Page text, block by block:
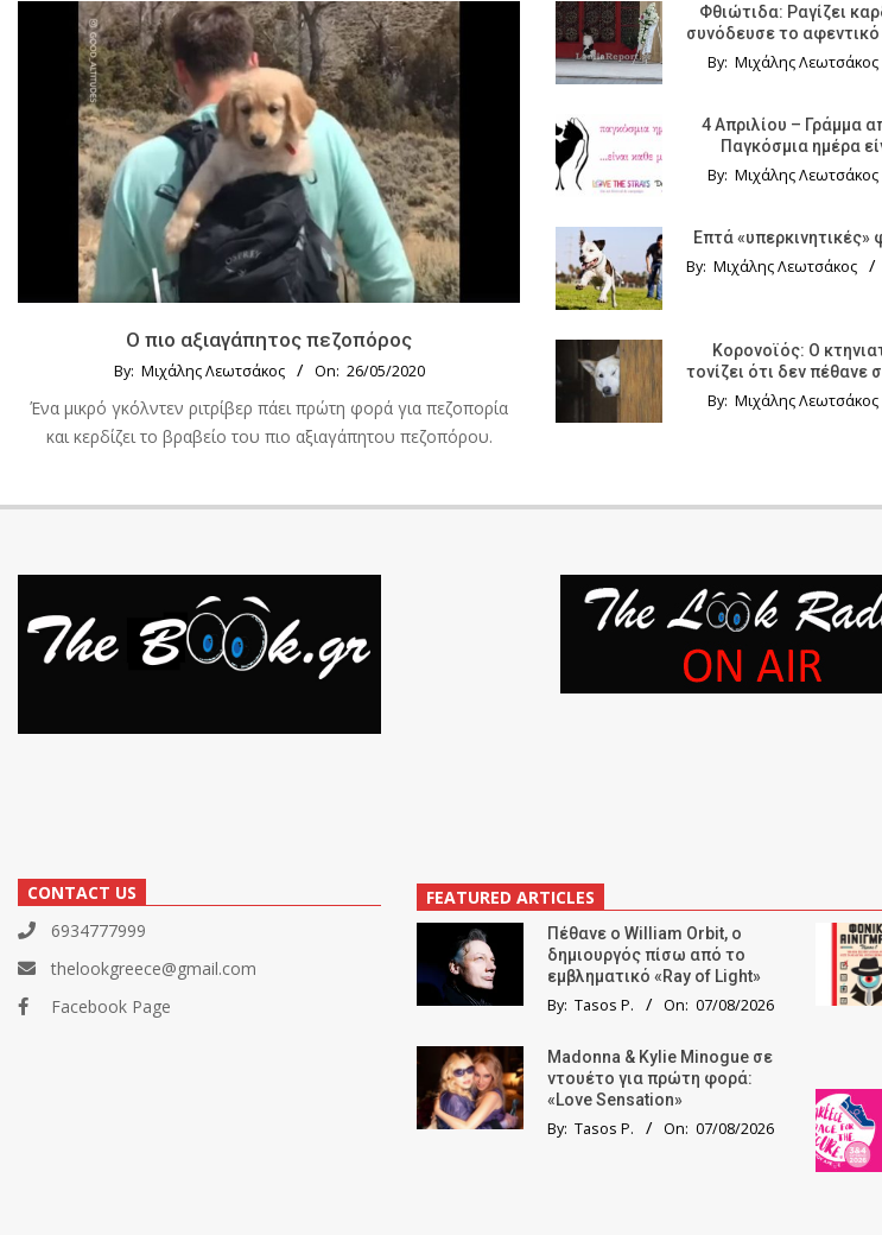
Ο πιο αξιαγάπητος πεζοπόρος
By: Μιχάλης Λεωτσάκος On: 26/05/2020
Ένα μικρό γκόλντεν ριτρίβερ πάει πρώτη φορά για πεζοπορία
και κερδίζει το βραβείο του πιο αξιαγάπητου πεζοπόρου.
Φθιώτιδα: Ραγίζει
συνόδευσε το
By: Μιχάλης Λεωτσάκος
4 Απριλίου – Γράμμα
Παγκόσμια ημέρα
By: Μιχάλης Λεωτσάκος
Επτά
By: Μιχάλης Λεωτσάκος
Κορονοϊός: Ο
τονίζει ότι δεν πέθανε
By: Μιχάλης Λεωτσάκος
CONTACT US
6934777999
thelookgreece@gmail.com
Facebook Page
FEATURED ARTICLES
Πέθανε ο William Orbit, ο
δημιουργός πίσω από το
εμβληματικό «Ray of Light»
By: Tasos P. On: 07/08/2026
Madonna & Kylie Minogue σε
ντουέτο για πρώτη φορά:
«Love Sensation»
By: Tasos P. On: 07/08/2026